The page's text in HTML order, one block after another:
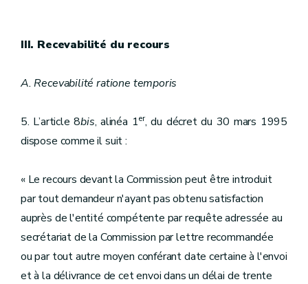
III. Recevabilité du recours
A. Recevabilité ratione temporis
5. L’article 8bis, alinéa 1er, du décret du 30 mars 1995
dispose comme il suit :
« Le recours devant la Commission peut être introduit
par tout demandeur n'ayant pas obtenu satisfaction
auprès de l'entité compétente par requête adressée au
secrétariat de la Commission par lettre recommandée
ou par tout autre moyen conférant date certaine à l'envoi
et à la délivrance de cet envoi dans un délai de trente